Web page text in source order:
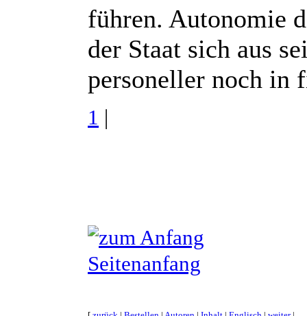
führen. Autonomie
der Staat sich aus
personeller noch in
1 |
Seitenanfang